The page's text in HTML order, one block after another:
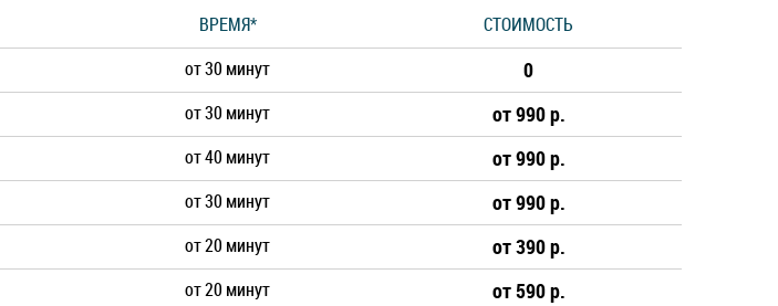
ВРЕМЯ*
СТОИМОСТЬ
от 30 минут 0
от 30 минут от 990 р.
от 40 минут от 990 р.
от 30 минут от 990 р.
от 20 минут от 390 р.
от 20 минут от 590 р.